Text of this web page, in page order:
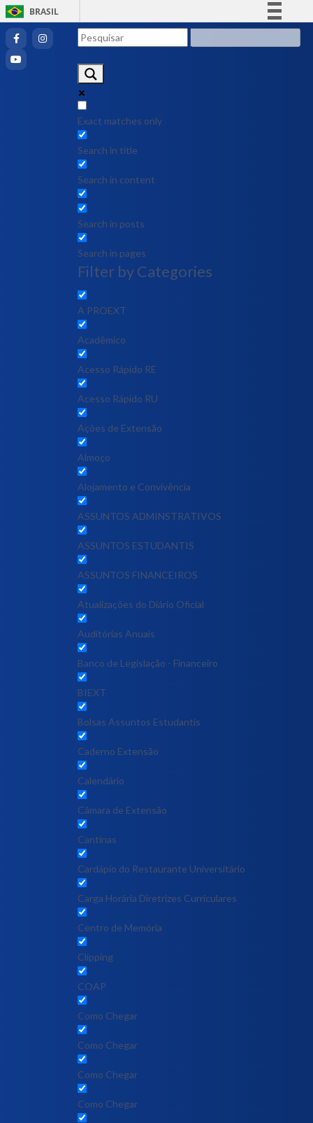
BRASIL
Exact matches only
Search in title
Search in content
Search in posts
Search in pages
Filter by Categories
A PROEXT
Acadêmico
Acesso Rápido RE
Acesso Rápido RU
Ações de Extensão
Almoço
Alojamento e Convivência
ASSUNTOS ADMINSTRATIVOS
ASSUNTOS ESTUDANTIS
ASSUNTOS FINANCEIROS
Atualizações do Diário Oficial
Auditórias Anuais
Banco de Legislação - Financeiro
BIEXT
Bolsas Assuntos Estudantis
Caderno Extensão
Calendário
Câmara de Extensão
Cantinas
Cardápio do Restaurante Universitário
Carga Horária Diretrizes Curriculares
Centro de Memória
Clipping
COAP
Como Chegar
Como Chegar
Como Chegar
Como Chegar